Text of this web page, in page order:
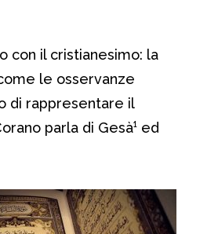
con il cristianesimo: la
le osservanze
di rappresentare il
parla di Gesà¹ ed